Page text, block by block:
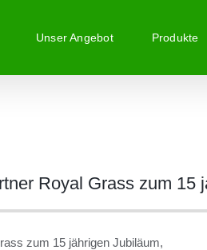
Unser Angebot Produkte
Royal Grass zum 15
zum 15 jährigen Jubiläum,